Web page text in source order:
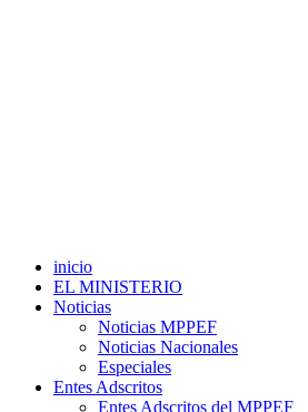
inicio
EL MINISTERIO
Noticias
Noticias MPPEF
Noticias Nacionales
Especiales
Entes Adscritos
Entes Adscritos del MPPEF